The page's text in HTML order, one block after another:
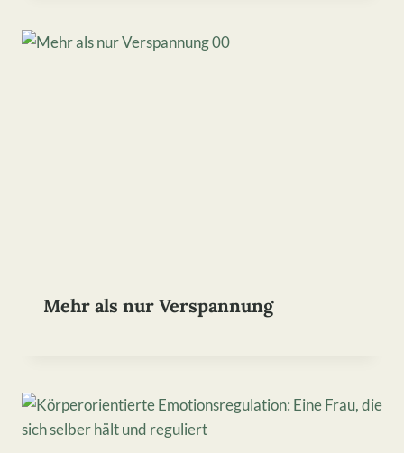
Mehr als nur Verspannung